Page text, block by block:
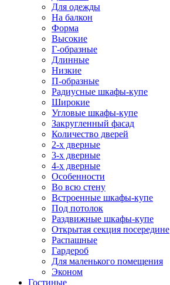
Для одежды
На балкон
Форма
Высокие
Г-образные
Длинные
Низкие
П-образные
Радиусные шкафы-купе
Широкие
Угловые шкафы-купе
Закругленный фасад
Количество дверей
2-х дверные
3-х дверные
4-х дверные
Особенности
Во всю стену
Встроенные шкафы-купе
Под потолок
Раздвижные шкафы-купе
Открытая секция посередине
Распашные
Гардероб
Для маленького помещения
Эконом
Гостиные